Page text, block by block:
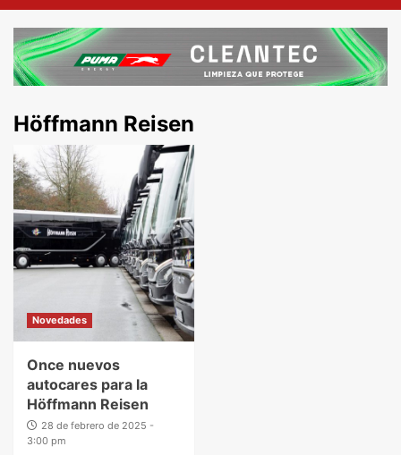
Höffmann Reisen
Novedades
Once nuevos
autocares para la
Höffmann Reisen
28 de febrero de 2025 -
3:00 pm